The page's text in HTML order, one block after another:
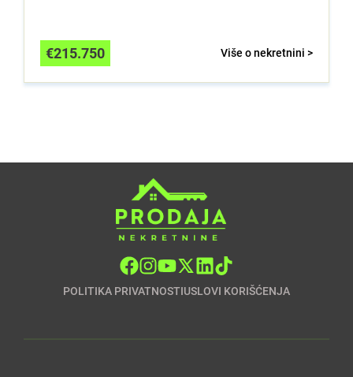
Više o nekretnini >
€215.750
POLITIKA PRIVATNOSTIUSLOVI KORIŠĆENJA